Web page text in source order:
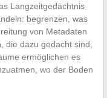
Langzeitgedächtnis
begrenzen, was
von Metadaten
die dazu gedacht sind,
ermöglichen es
wo der Boden